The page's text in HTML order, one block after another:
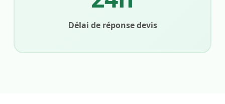
Délai de réponse devis